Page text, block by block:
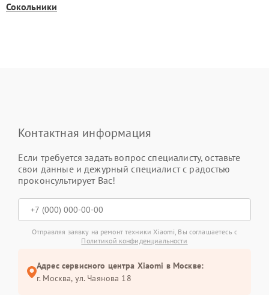
Сокольники
Контактная информация
Если требуется задать вопрос специалисту, оставьте
свои данные и дежурный специалист с радостью
проконсультирует Вас!
Отправляя заявку на ремонт техники Xiaomi, Вы соглашаетесь с
Политикой конфиденциальности
Адрес сервисного центра Xiaomi в Москве:
г. Москва, ул. Чаянова 18